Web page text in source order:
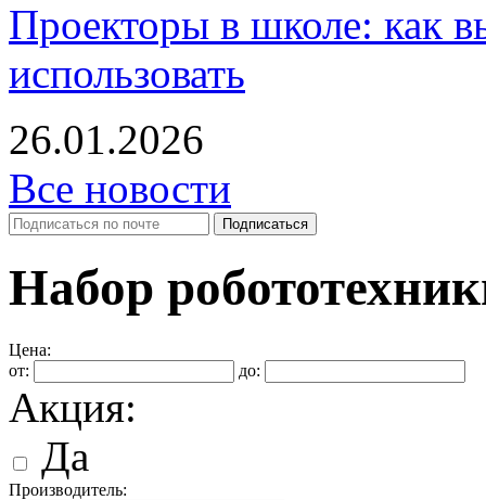
Проекторы в школе: как
использовать
26.01.2026
Все новости
Набор
Цена:
от:
до:
Акция:
Да
Производитель: